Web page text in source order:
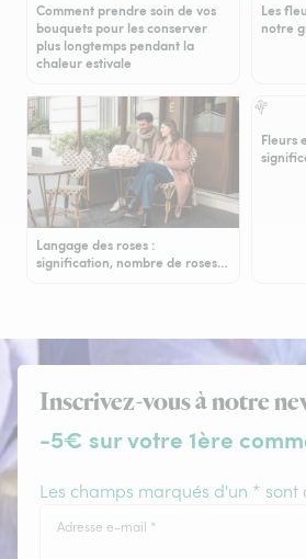
Comment prendre soin de vos
bouquets pour les conserver
plus longtemps pendant la
chaleur estivale
Les
notre
Langage des roses :
signification, nombre de roses…
Fleurs
Inscrivez-vous à notre
-5€ sur votre 1ère
Les champs marqués d'un * sont
Adresse e-mail *